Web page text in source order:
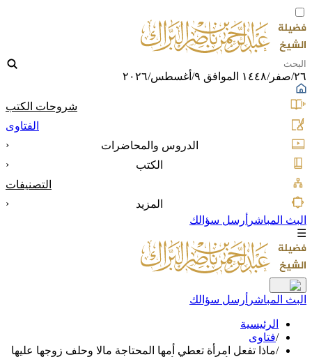
٢٦/صفر/١٤٤٨ الموافق ٩/أغسطس/٢٠٢٦
شروحات الكتب
الفتاوى
الدروس والمحاضرات
‹
الكتب
‹
التصنيفات
المزيد
‹
البث المباشر أرسل سؤالك
☰
البث المباشر أرسل سؤالك
الرئيسية
/فتاوى
/ماذا تفعل امرأة تعطي أمها المحتاجة مالا وحلف زوجها عليها